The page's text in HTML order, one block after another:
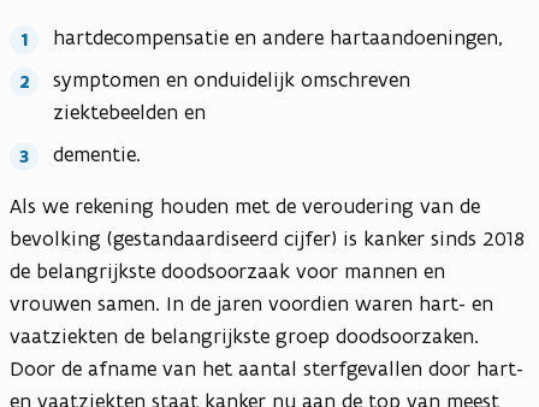
hartdecompensatie en andere hartaandoeningen,
symptomen en onduidelijk omschreven
ziektebeelden en
dementie.
Als we rekening houden met de veroudering van de
bevolking (gestandaardiseerd cijfer) is kanker sinds 2018
de belangrijkste doodsoorzaak voor mannen en
vrouwen samen. In de jaren voordien waren hart- en
vaatziekten de belangrijkste groep doodsoorzaken.
Door de afname van het aantal sterfgevallen door hart-
en vaatziekten staat kanker nu aan de top van meest